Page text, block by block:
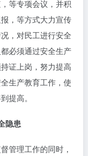
等专项会议，并积
，等方式大力宣传
，对民工进行安全
必须通过安全生产
证上岗，努力提高
生产教育工作，使
提高。
隐患
管理工作的同时，